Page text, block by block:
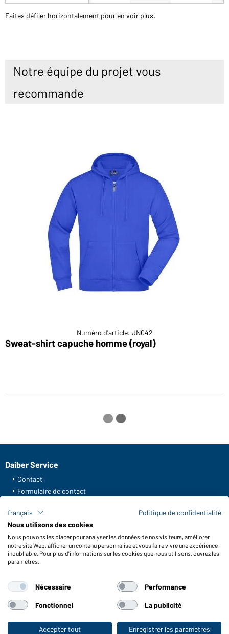
Vers la boutique pour particuliers
Faites défiler horizontalement pour en voir plus.
Notre équipe du projet vous
recommande
Numéro d'article: JN042
Sweat-shirt capuche homme (royal)
Daiber Service
Contact
Formulaire de contact
FAQ / Manuel d' utilisation
Vérifier le stock
Reporting system according to whistleblower protection act
Fonctions et entretien
Conseils d'entretien
Tailles
Couleurs
français
Politique de confidentialité
Nous utilisons des cookies
Nous pouvons les placer pour analyser les données de nos visiteurs, améliorer
notre site Web, afficher un contenu personnalisé et vous faire vivre une expérience
inoubliable. Pour plus d'informations sur les cookies que nous utilisons, ouvrez les
paramètres.
Nécessaire Performance
Fonctionnel La publicité
Accepter tout Enregistrer les paramètres